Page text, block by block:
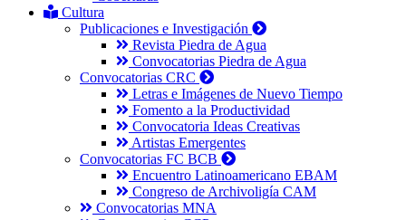
Cultura
Publicaciones e Investigación
Revista Piedra de Agua
Convocatorias Piedra de Agua
Convocatorias CRC
Letras e Imágenes de Nuevo Tiempo
Fomento a la Productividad
Convocatoria Ideas Creativas
Artistas Emergentes
Convocatorias FC BCB
Encuentro Latinoamericano EBAM
Congreso de Archivoligía CAM
Convocatorias MNA